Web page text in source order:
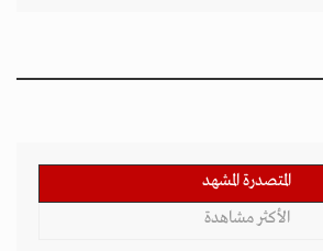
المتصدرة المشهد
الأكثر مشاهدة